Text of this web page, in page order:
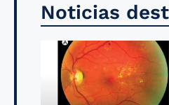
Noticias